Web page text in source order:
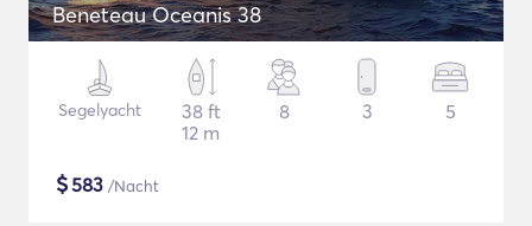
Beneteau Oceanis 38
Segelyacht
38 ft
12 m
8 3 5
$583 /Nacht